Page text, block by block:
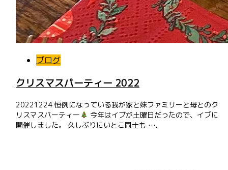
ブログ
クリスマスパーティー 2022
20221224 恒例になっている我が家と妹ファミリーと母とのク
リスマスパーティー
今年はイブが土曜日だったので、イブに
開催しました。 久しぶりにいとこ同士も ….